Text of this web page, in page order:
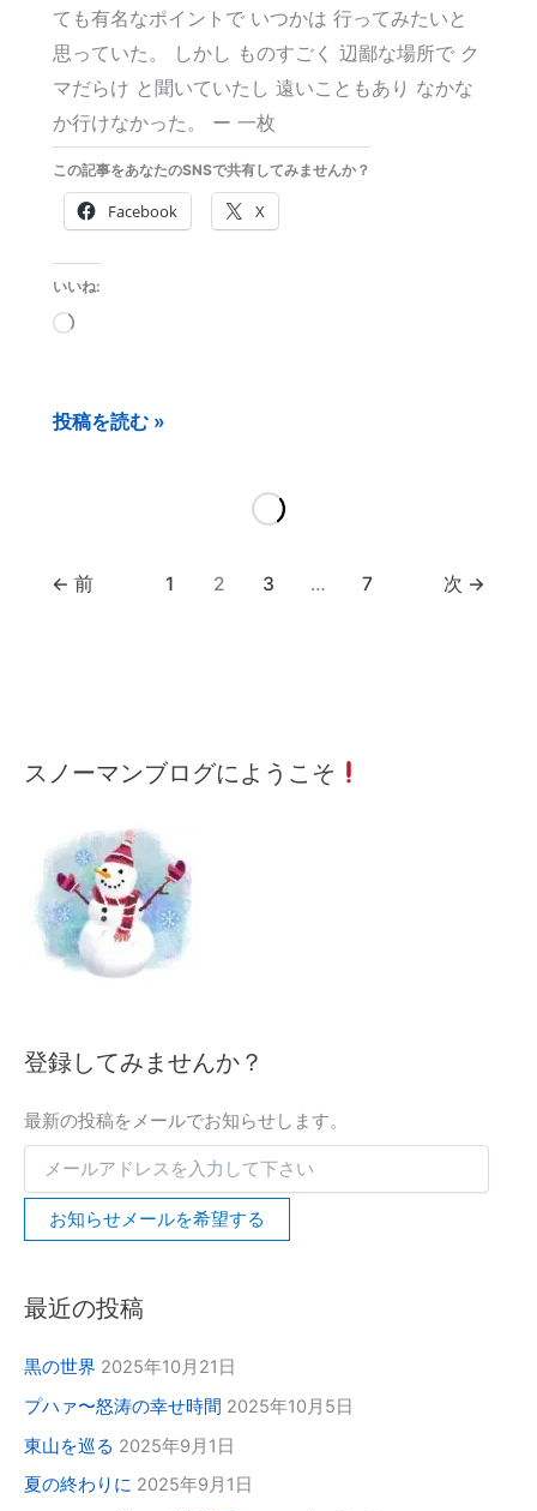
ても有名なポイントで いつかは 行ってみたいと
思っていた。 しかし ものすごく 辺鄙な場所で ク
マだらけ と聞いていたし 遠いこともあり なかな
か行けなかった。 ー 一枚
この記事をあなたのSNSで共有してみませんか？
Facebook X
いいね:
読
み
投稿を読む »
← 前 1 2 3 … 7 次 →
スノーマンブログにようこそ
登録してみませんか？
最新の投稿をメールでお知らせします。
メ
ー
を
下
さ
お知らせメールを希望する
最近の投稿
黒の世界 2025年10月21日
プハァ〜怒涛の幸せ時間 2025年10月5日
東山を巡る 2025年9月1日
夏の終わりに 2025年9月1日
月
間
カ
テ